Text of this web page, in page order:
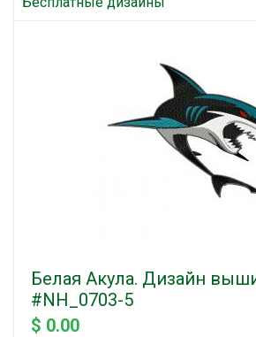
Белая Акула. Дизайн
#NH_0703-5
$ 0.00